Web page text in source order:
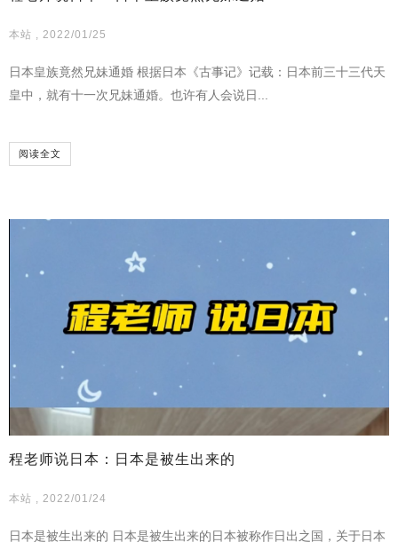
本站 , 2022/01/25
日本皇族竟然兄妹通婚 根据日本《古事记》记载：日本前三十三代天
皇中，就有十一次兄妹通婚。也许有人会说日...
阅读全文
程老师说日本：日本是被生出来的
本站 , 2022/01/24
日本是被生出来的 日本是被生出来的日本被称作日出之国，关于日本